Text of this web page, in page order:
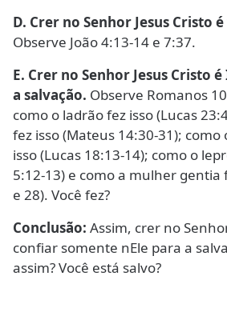
D. Crer no Senhor Jesus Cristo é
Observe João 4:13-14 e 7:37.
E. Crer no Senhor Jesus Cristo
a salvação. Observe Romanos
como o ladrão fez isso (Lucas
fez isso (Mateus 14:30-31); como
isso (Lucas 18:13-14); como o
5:12-13) e como a mulher gentia
e 28). Você fez?
Conclusão: Assim, crer no
confiar somente nEle para a
assim? Você está salvo?